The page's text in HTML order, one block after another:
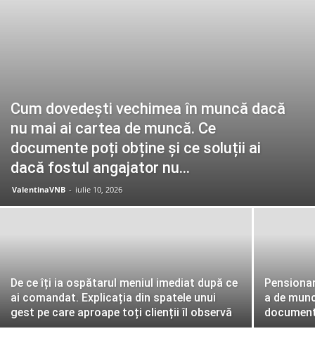
Cum dovedești vechimea în muncă dacă
nu mai ai cartea de muncă. Ce
documente poți obține și ce soluții ai
dacă fostul angajator nu...
ValentinaVNB - iulie 10, 2026
De ce îți ia ospătarul meniul imediat după ce
ai comandat. Explicația din spatele unui
gest pe care aproape toți clienții îl observă
a de